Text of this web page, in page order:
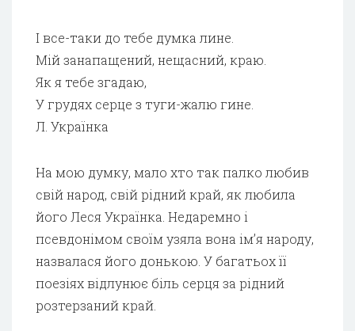
І все-таки до тебе думка лине.
Мій занапащений, нещасний, краю.
Як я тебе згадаю,
У грудях серце з туги-жалю гине.
Л. Українка
На мою думку, мало хто так палко любив
свій народ, свій рідний край, як любила
його Леся Українка. Недаремно і
псевдонімом своїм узяла вона ім’я народу,
назвалася його донькою. У багатьох її
поезіях відлунює біль серця за рідний
розтерзаний край.